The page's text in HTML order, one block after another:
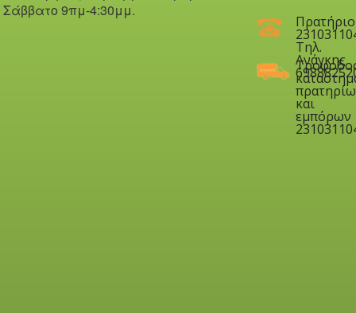
Σάββατο 9πμ-4:30μμ.
Πρατήριο
Τηλ.
Ανάγκης
και
εμπόρων